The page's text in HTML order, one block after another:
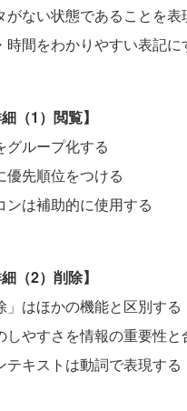
がない状態であることを表
時間をわかりやすい表記に
（1）閲覧】
グループ化する
優先順位をつける
ンは補助的に使用する
（2）削除】
」はほかの機能と区別する
しやすさを情報の重要性と
テキストは動詞で表現する